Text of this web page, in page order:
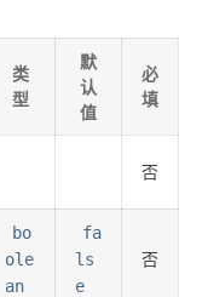
类
型
默
认
值
必
填
否
bo
ole
an
fa
ls
e
否